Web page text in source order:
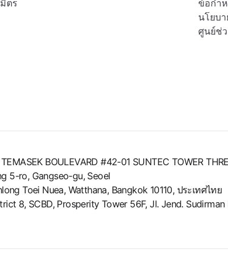
ตร
ข้อกำ
นโยบ
ศูนย์ช่
BOULEVARD #42-01 SUNTEC TOWER
5-ro, Gangseo-gu, Seoel
Toei Nuea, Watthana, Bangkok 10110, ประเทศไทย
8, SCBD, Prosperity Tower 56F, Jl. Jend.